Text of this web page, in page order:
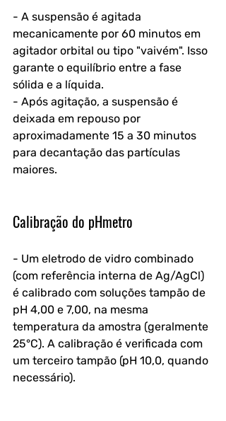
- A suspensão é agitada
mecanicamente por 60 minutos em
agitador orbital ou tipo "vaivém". Isso
garante o equilíbrio entre a fase
sólida e a líquida.
- Após agitação, a suspensão é
deixada em repouso por
aproximadamente 15 a 30 minutos
para decantação das partículas
maiores.
Calibração do pHmetro
- Um eletrodo de vidro combinado
(com referência interna de Ag/AgCl)
é calibrado com soluções tampão de
pH 4,00 e 7,00, na mesma
temperatura da amostra (geralmente
25°C). A calibração é verificada com
um terceiro tampão (pH 10,0, quando
necessário).